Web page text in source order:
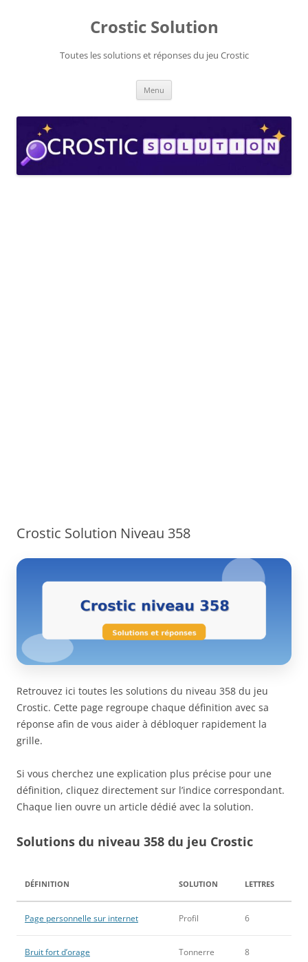
Crostic Solution
Toutes les solutions et réponses du jeu Crostic
Menu
Crostic Solution Niveau 358
Retrouvez ici toutes les solutions du niveau 358 du jeu
Crostic. Cette page regroupe chaque définition avec sa
réponse afin de vous aider à débloquer rapidement la
grille.
Si vous cherchez une explication plus précise pour une
définition, cliquez directement sur l’indice correspondant.
Chaque lien ouvre un article dédié avec la solution.
Solutions du niveau 358 du jeu Crostic
DÉFINITION SOLUTION LETTRES
Page personnelle sur internet Profil 6
Bruit fort d’orage Tonnerre 8